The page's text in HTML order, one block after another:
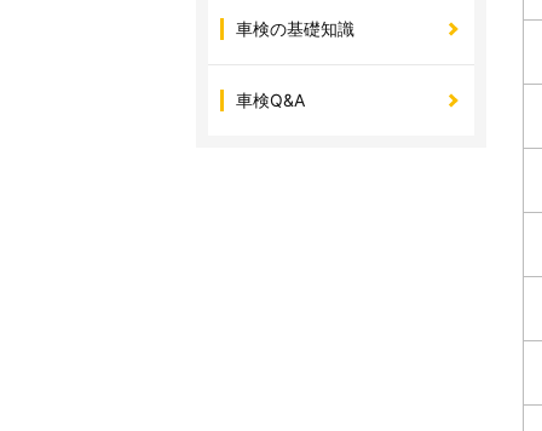
車検の基礎知識
車検Q&A